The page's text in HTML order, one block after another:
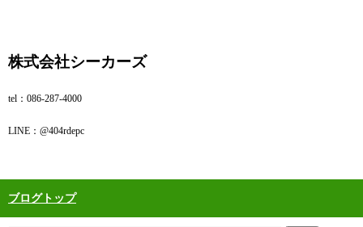
株式会社シーカーズ
tel：086‐287‐4000
LINE：@404rdepc
ブログトップ